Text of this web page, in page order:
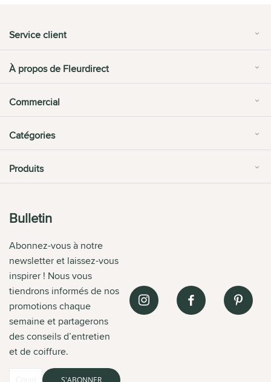
Service client
À propos de Fleurdirect
Commercial
Catégories
Produits
Bulletin
Abonnez-vous à notre
newsletter et laissez-vous
inspirer ! Nous vous
tiendrons informés de nos
promotions chaque
semaine et partagerons
des conseils d’entretien
et de coiffure.
S'ABONNER